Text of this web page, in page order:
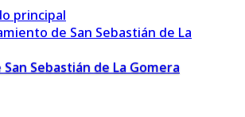
principal
Sebastián de La Gomera